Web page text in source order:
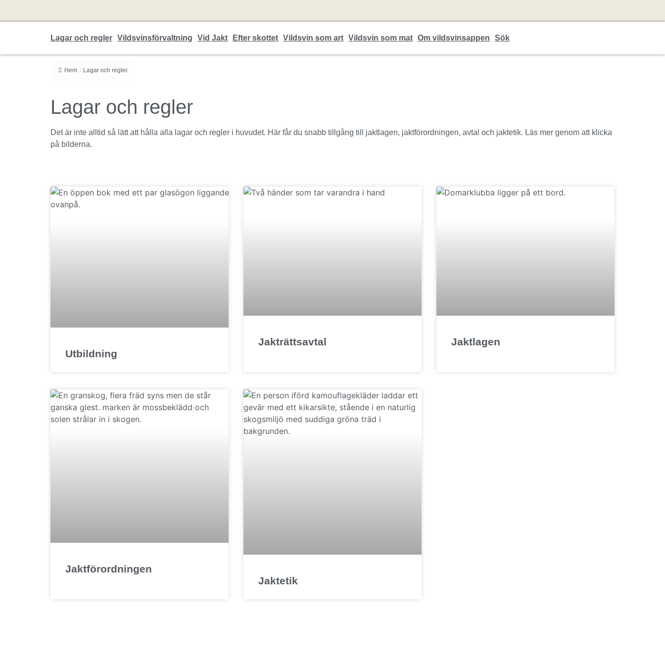
Lagar och regler Vildsvinsförvaltning Vid Jakt Efter skottet Vildsvin som art Vildsvin som mat Om vildsvinsappen Sök
Hem / Lagar och regler
Lagar och regler
Det är inte alltid så lätt att hålla alla lagar och regler i huvudet. Här får du snabb tillgång till jaktlagen, jaktförordningen, avtal och jaktetik. Läs mer genom att klicka
på bilderna.
Utbildning
Jakträttsavtal Jaktlagen
Jaktförordningen
Jaktetik